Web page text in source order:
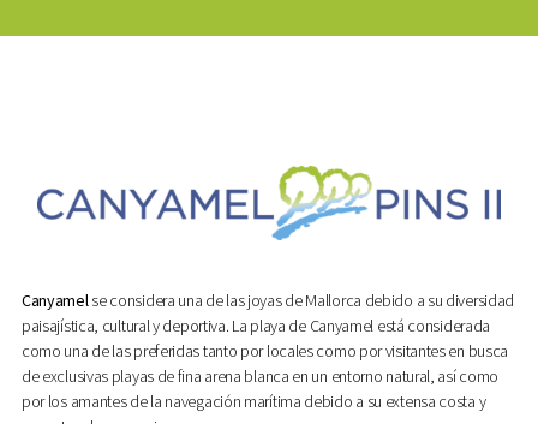
Canyamelse considera una de las joyas de Mallorca debido a su diversidad
paisajística, cultural y deportiva. La playa de Canyamel está considerada
como una de las preferidas tanto por locales como por visitantes en busca
de exclusivas playas de fina arena blanca en un entorno natural, así como
por los amantes de la navegación marítima debido a su extensa costa y